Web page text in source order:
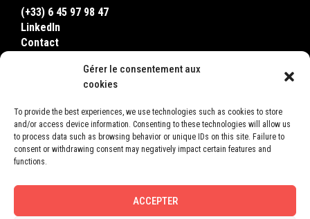
Gérer le consentement aux
cookies
To provide the best experiences, we use technologies such as cookies to store
and/or access device information. Consenting to these technologies will allow us
to process data such as browsing behavior or unique IDs on this site. Failure to
consent or withdrawing consent may negatively impact certain features and
functions.
ACCEPTER
(+33) 6 45 97 98 47
LinkedIn
Contact
WHERE TO FIND US ?
LEON
2, Square Bellevue
78600 Le Mesnil-le-Roi